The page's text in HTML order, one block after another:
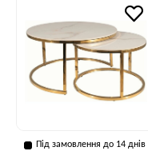
Під замовлення до 14 днів